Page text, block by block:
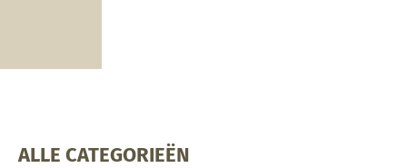
ALLE CATEGORIEËN